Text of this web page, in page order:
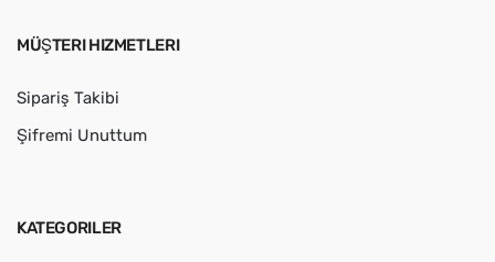
MÜŞTERI HIZMETLERI
Sipariş Takibi
Şifremi Unuttum
KATEGORILER